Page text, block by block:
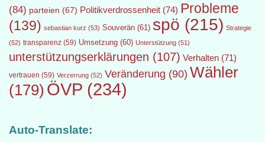
(84) parteien (67) Politikverdrossenheit (74) Probleme
(139) sebastian kurz (53) Souverän (61) spö (215) Strategie
(52) transparenz (59) Umsetzung (60) Unterstützung (51)
unterstützungserklärungen (107) Verhalten (71)
vertrauen (59) Verzerrung (52) Veränderung (90) Wähler
(179) ÖVP (234)
Auto-Translate: